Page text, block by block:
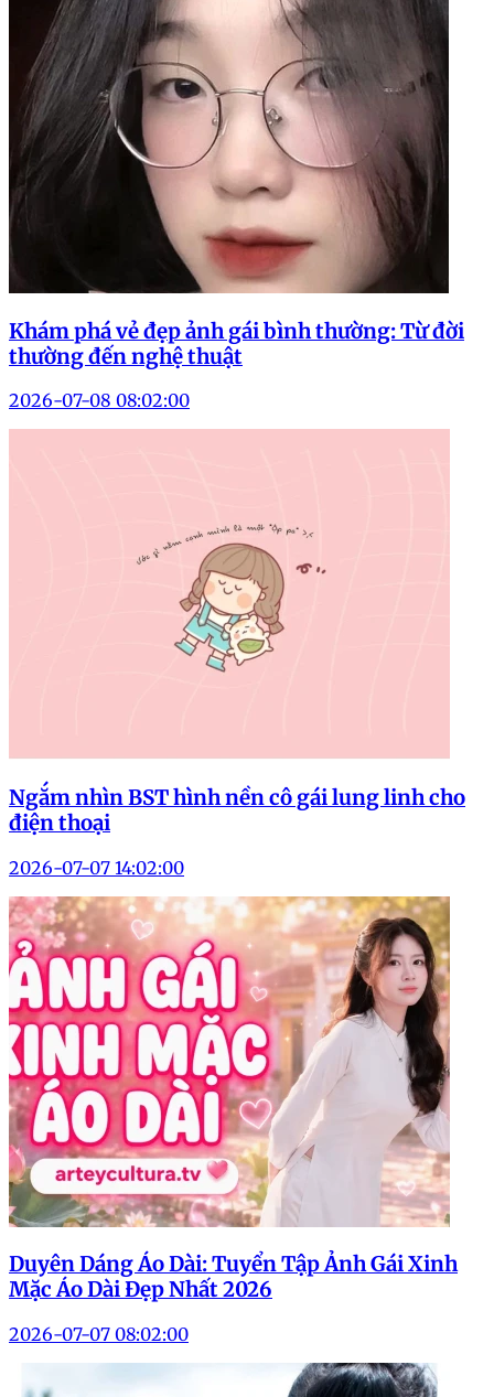
Khám phá vẻ đẹp ảnh gái bình thường: Từ đời
thường đến nghệ thuật
2026-07-08 08:02:00
Ngắm nhìn BST hình nền cô gái lung linh cho
điện thoại
2026-07-07 14:02:00
Duyên Dáng Áo Dài: Tuyển Tập Ảnh Gái Xinh
Mặc Áo Dài Đẹp Nhất 2026
2026-07-07 08:02:00